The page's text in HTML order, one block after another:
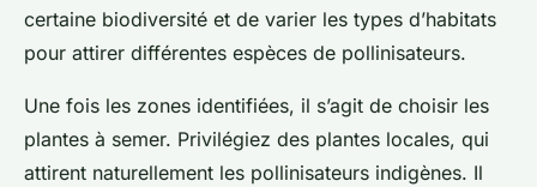
certaine biodiversité et de varier les types d’habitats
pour attirer différentes espèces de pollinisateurs.
Une fois les zones identifiées, il s’agit de choisir les
plantes à semer. Privilégiez des plantes locales, qui
attirent naturellement les pollinisateurs indigènes. Il